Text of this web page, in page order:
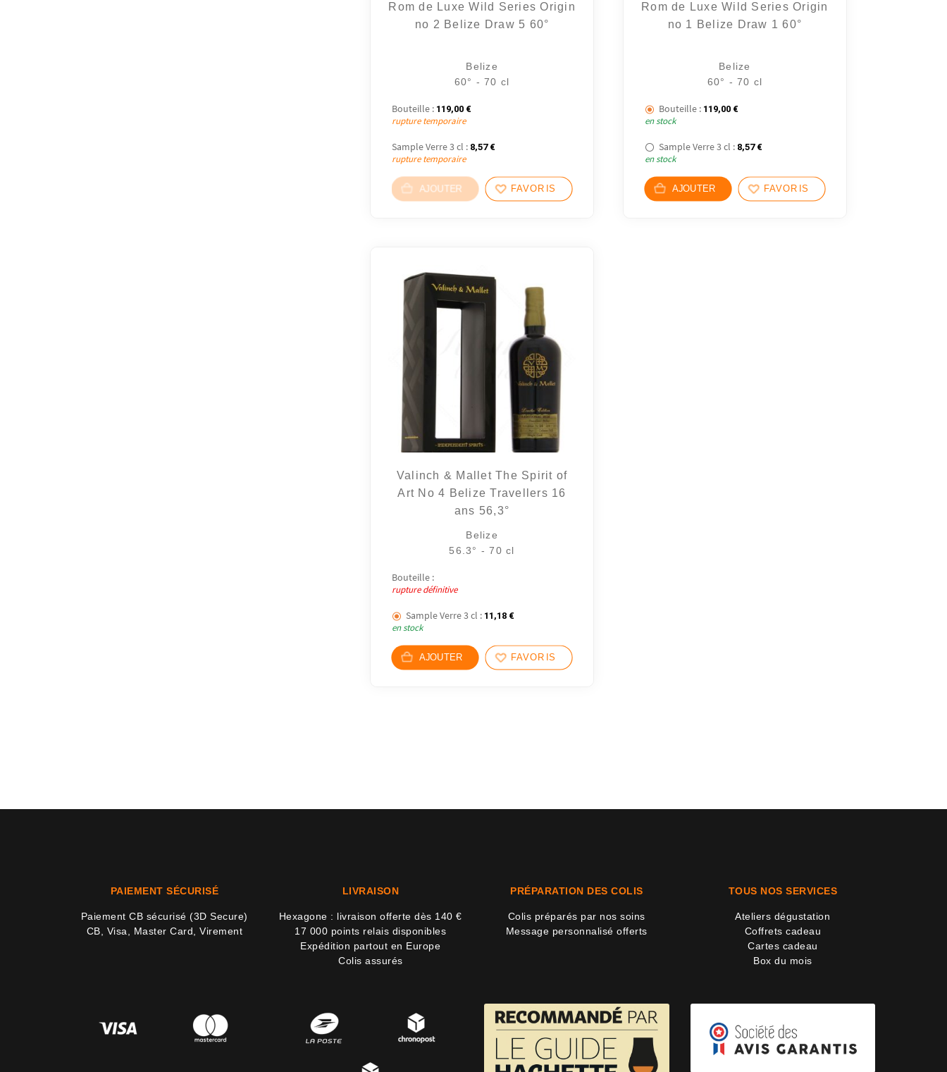
Rom de Luxe Wild Series Origin
no 2 Belize Draw 5 60°
Belize
60° - 70 cl
Bouteille : 119,00 €
rupture temporaire
Sample Verre 3 cl : 8,57 €
rupture temporaire
AJOUTER FAVORIS
Rom de Luxe Wild Series Origin
no 1 Belize Draw 1 60°
Belize
60° - 70 cl
Bouteille : 119,00 €
en stock
Sample Verre 3 cl : 8,57 €
en stock
AJOUTER FAVORIS
Valinch & Mallet The Spirit of
Art No 4 Belize Travellers 16
ans 56,3°
Belize
56.3° - 70 cl
Bouteille :
rupture définitive
Sample Verre 3 cl : 11,18 €
en stock
AJOUTER FAVORIS
PAIEMENT SÉCURISÉ
Paiement CB sécurisé (3D Secure)
CB, Visa, Master Card, Virement
LIVRAISON
Hexagone : livraison offerte dès 140 €
17 000 points relais disponibles
Expédition partout en Europe
Colis assurés
PRÉPARATION DES COLIS
Colis préparés par nos soins
Message personnalisé offerts
TOUS NOS SERVICES
Ateliers dégustation
Coffrets cadeau
Cartes cadeau
Box du mois